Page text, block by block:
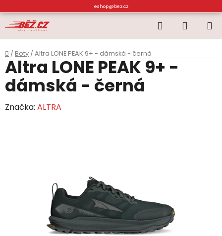
na
obsah
eshop@bez.cz
Hledat
KOŠÍK
Domů
/ Boty / Altra LONE PEAK 9+ - dámská - černá
Altra LONE PEAK 9+ -
dámská - černá
Značka: ALTRA